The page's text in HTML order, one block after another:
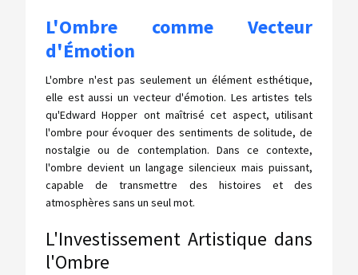
L'Ombre comme Vecteur
d'Émotion
L'ombre n'est pas seulement un élément esthétique,
elle est aussi un vecteur d'émotion. Les artistes tels
qu'Edward Hopper ont maîtrisé cet aspect, utilisant
l'ombre pour évoquer des sentiments de solitude, de
nostalgie ou de contemplation. Dans ce contexte,
l'ombre devient un langage silencieux mais puissant,
capable de transmettre des histoires et des
atmosphères sans un seul mot.
L'Investissement Artistique dans
l'Ombre